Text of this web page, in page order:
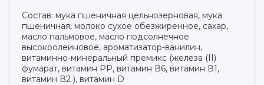
Состав: мука пшеничная цельнозерновая, мука
пшеничная, молоко сухое обезжиренное, сахар,
масло пальмовое, масло подсолнечное
высокоолеиновое, ароматизатор-ванилин,
витаминно-минеральный премикс (железа (II)
фумарат, витамин РР, витамин В6, витамин В1,
витамин В2 ), витамин D